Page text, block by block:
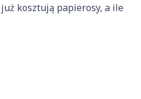
kosztują papierosy, a ile